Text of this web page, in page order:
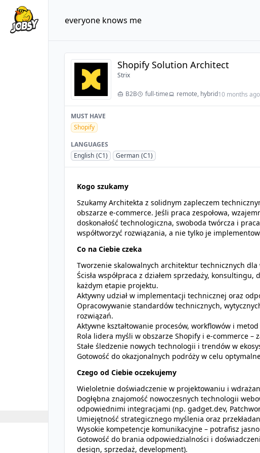
everyone knows me
Shopify Solution Architect
Strix
B2B full-time remote, hybrid10 months ago
MUST HAVE
Shopify
LANGUAGES
English (C1) German (C1)
Kogo szukamy
Szukamy Architekta z solidnym zapleczem
obszarze e-commerce. Jeśli praca zespołowa,
doskonałość technologiczna, swoboda twórcza i
współtworzyć rozwiązania, a nie tylko je
Co na Ciebie czeka
Tworzenie skalowalnych architektur technicznych
Ścisła współpraca z działem sprzedaży,
każdym etapie projektu.
Aktywny udział w implementacji technicznej oraz
Opracowywanie standardów technicznych,
rozwiązań.
Aktywne kształtowanie procesów, workflowów i
Rola lidera myśli w obszarze Shopify i e-commerce
Stałe śledzenie nowych technologii i trendów w
Gotowość do okazjonalnych podróży w celu
Czego od Ciebie oczekujemy
Wieloletnie doświadczenie w projektowaniu i
Dogłębna znajomość nowoczesnych technologii
odpowiednimi integracjami (np. gadget.dev,
Umiejętność strategicznego myślenia oraz
Wysokie kompetencje komunikacyjne – potrafisz
Gotowość do brania odpowiedzialności i
design, sprzedaż, development).